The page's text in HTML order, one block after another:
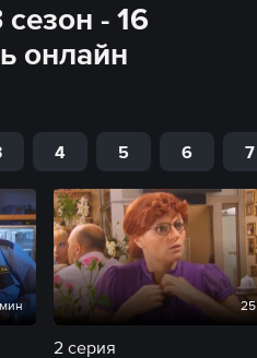
- 16
онлайн
4 5 6 7
2 серия